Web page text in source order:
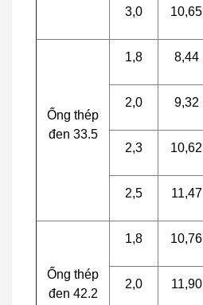
3,0 10,65
Ống thép
đen 33.5
1,8 8,44
2,0 9,32
2,3 10,62
2,5 11,47
Ống thép
đen 42.2
1,8 10,76
2,0 11,90